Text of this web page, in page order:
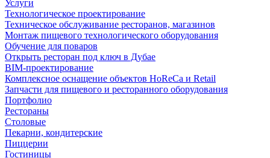
Услуги
Технологическое проектирование
Техническое обслуживание ресторанов, магазинов
Монтаж пищевого технологического оборудования
Обучение для поваров
Открыть ресторан под ключ в Дубае
BIM-проектирование
Комплексное оснащение объектов HoReCa и Retail
Запчасти для пищевого и ресторанного оборудования
Портфолио
Рестораны
Столовые
Пекарни, кондитерские
Пиццерии
Гостиницы